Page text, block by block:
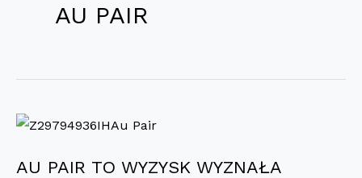
AU PAIR
AU PAIR TO WYZYSK WYZNAŁA